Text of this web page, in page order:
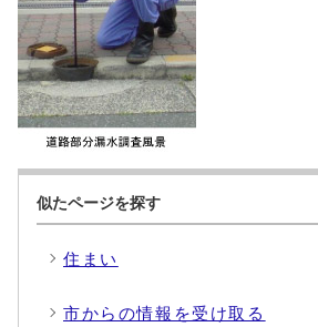
似たページを探す
住まい
市からの情報を受け取る